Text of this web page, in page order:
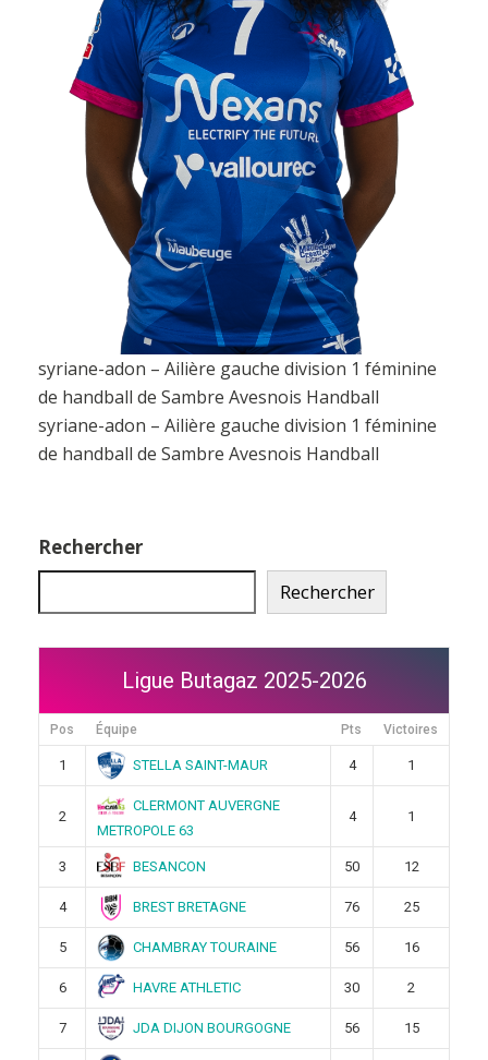
syriane-adon – Ailière gauche division 1 féminine
de handball de Sambre Avesnois Handball
syriane-adon – Ailière gauche division 1 féminine
de handball de Sambre Avesnois Handball
Rechercher
Rechercher
Ligue Butagaz 2025-2026
Pos Équipe Pts Victoires
1 STELLA SAINT-MAUR 4 1
2
CLERMONT AUVERGNE
METROPOLE 63
4 1
3 BESANCON 50 12
4 BREST BRETAGNE 76 25
5 CHAMBRAY TOURAINE 56 16
6 HAVRE ATHLETIC 30 2
7 JDA DIJON BOURGOGNE 56 15